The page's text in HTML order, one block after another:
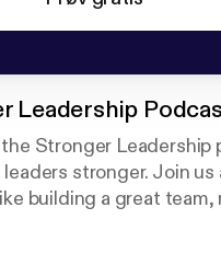
Leadership
Stronger Leadership
stronger. Join us
building a great team,
you are a wanna-be